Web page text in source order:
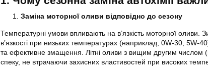
Заміна моторної оливи відповідно до сезону
Температурні умови впливають на в’язкість моторної оливи.
в’язкості при низьких температурах (наприклад, 0W-30, 5W-
та ефективне змащення. Літні оливи з вищим другим
спеку, не втрачаючи захисних властивостей при високих